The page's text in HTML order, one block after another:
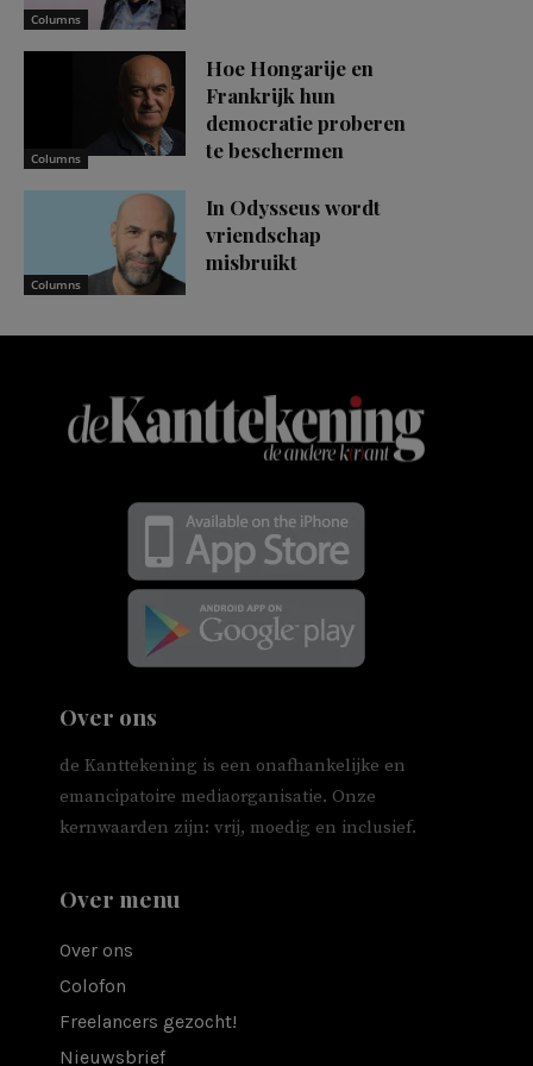
Columns
Columns
Hoe Hongarije en
Frankrijk hun
democratie proberen
te beschermen
Columns
In Odysseus wordt
vriendschap
misbruikt
Over ons
de Kanttekening is een onafhankelijke en
emancipatoire mediaorganisatie. Onze
kernwaarden zijn: vrij, moedig en inclusief.
Over menu
Over ons
Colofon
Freelancers gezocht!
Nieuwsbrief